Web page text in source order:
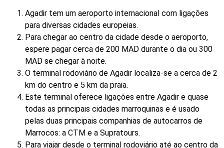
Agadir tem um aeroporto internacional com ligações
para diversas cidades europeias.
Para chegar ao centro da cidade desde o aeroporto,
espere pagar cerca de 200 MAD durante o dia ou 300
MAD se chegar à noite.
O terminal rodoviário de Agadir localiza-se a cerca de 2
km do centro e 5 km da praia.
Este terminal oferece ligações entre Agadir e quase
todas as principais cidades marroquinas e é usado
pelas duas principais companhias de autocarros de
Marrocos: a CTM e a Supratours.
Para viajar desde o terminal rodoviário até ao centro da